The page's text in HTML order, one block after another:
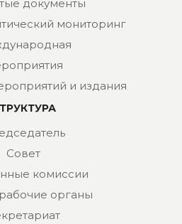
документы
мониторинг
и издания
Совет
комиссии
органы